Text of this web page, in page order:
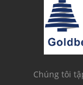
Chúng tôi